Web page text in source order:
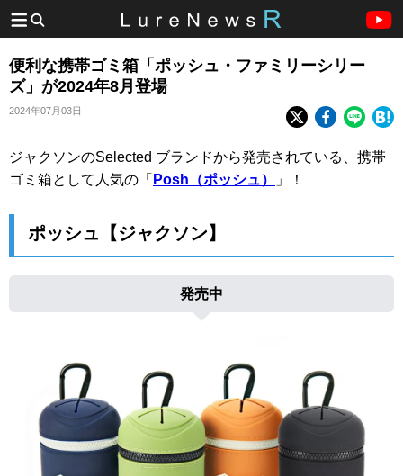
便利な携帯ゴミ箱「ポッシュ・ファミリーシリー
ズ」が2024年8月登場
2024年07月03日
ジャクソンのSelected ブランドから発売されている、携帯
ゴミ箱として人気の「 Posh（ポッシュ） 」！
ポッシュ【ジャクソン】
発売中